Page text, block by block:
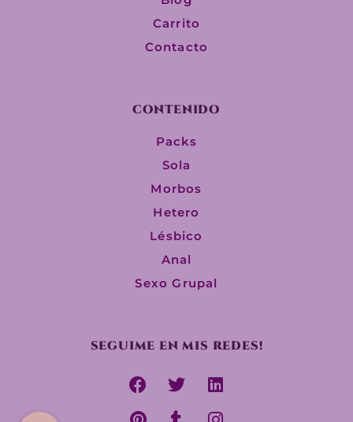
Carrito
Contacto
CONTENIDO
Packs
Sola
Morbos
Hetero
Lésbico
Anal
Sexo Grupal
SEGUIME EN MIS REDES!